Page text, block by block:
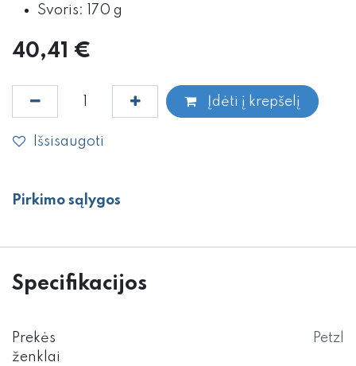
Svoris: 170 g
40,41 €
Įdėti į krepšelį
Išsisaugoti
Pirkimo sąlygos
Specifikacijos
Prekės
ženklai
Petzl